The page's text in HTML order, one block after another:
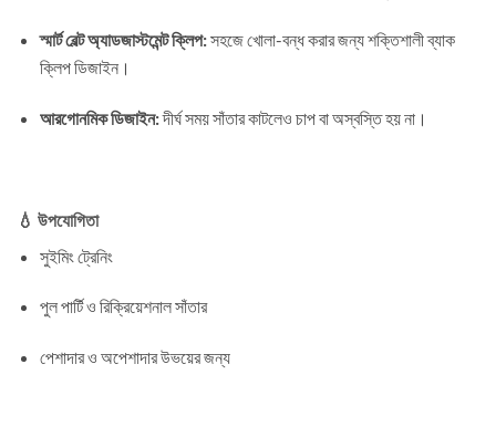
স্মার্ট বেল্ট অ্যাডজাস্টমেন্ট ক্লিপ:সহজে খোলা-বন্ধ করার জন্য শক্তিশালী ব্যাক
ক্লিপ ডিজাইন।
আরগোনমিক ডিজাইন:দীর্ঘ সময় সাঁতার কাটলেও চাপ বা অস্বস্তি হয় না।
💧 উপযোগিতা
সুইমিং ট্রেনিং
পুল পার্টি ও রিক্রিয়েশনাল সাঁতার
পেশাদার ও অপেশাদার উভয়ের জন্য